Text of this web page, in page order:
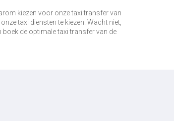
kiezen voor onze taxi transfer van
taxi diensten te kiezen. Wacht niet,
boek de optimale taxi transfer van de